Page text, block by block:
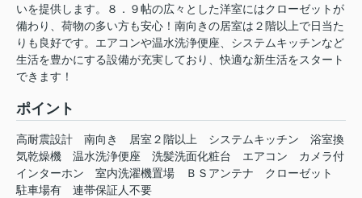
いを提供します。８．９帖の広々とした洋室にはクローゼットが
備わり、荷物の多い方も安心！南向きの居室は２階以上で日当た
りも良好です。エアコンや温水洗浄便座、システムキッチンなど
生活を豊かにする設備が充実しており、快適な新生活をスタート
できます！
ポイント
高耐震設計 南向き 居室２階以上 システムキッチン
浴室換
気乾燥機
温水洗浄便座 洗髪洗面化粧台 エアコン
カメラ付
インターホン
室内洗濯機置場 ＢＳアンテナ
クローゼット
駐車場有
連帯保証人不要